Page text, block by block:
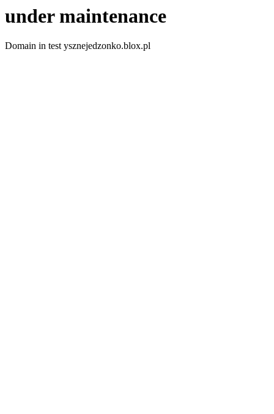
under maintenance
Domain in test ysznejedzonko.blox.pl